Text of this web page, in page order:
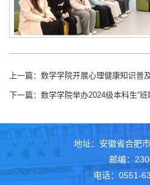
上一篇： 数学学院开展心理健康知识普
下一篇： 数学学院举办2024级本科生“班歌拂动数
地址：安徽省合肥
邮编：
电话：0551-